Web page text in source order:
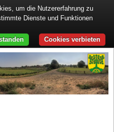
um die Nutzererfahrung zu
Dienste und Funktionen
Cookies verbieten